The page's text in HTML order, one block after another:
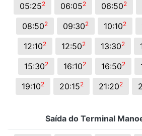
05:252 06:052 06:502
08:502 09:302 10:102
12:102 12:502 13:302
15:302 16:102 16:502
19:102 20:152 21:202
Saída do Terminal